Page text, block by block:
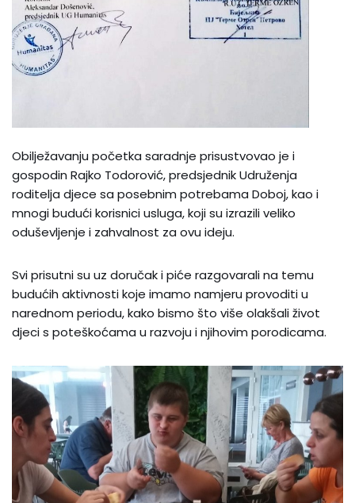
Obilježavanju početka saradnje prisustvovao je i
gospodin Rajko Todorović, predsjednik Udruženja
roditelja djece sa posebnim potrebama Doboj, kao i
mnogi budući korisnici usluga, koji su izrazili veliko
oduševljenje i zahvalnost za ovu ideju.
Svi prisutni su uz doručak i piće razgovarali na temu
budućih aktivnosti koje imamo namjeru provoditi u
narednom periodu, kako bismo što više olakšali život
djeci s poteškoćama u razvoju i njihovim porodicama.